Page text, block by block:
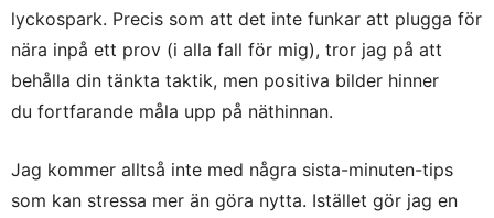
lyckospark. Precis som att det inte funkar att plugga för
nära inpå ett prov (i alla fall för mig), tror jag på att
behålla din tänkta taktik, men positiva bilder hinner
du fortfarande måla upp på näthinnan.
Jag kommer alltså inte med några sista-minuten-tips
som kan stressa mer än göra nytta. Istället gör jag en